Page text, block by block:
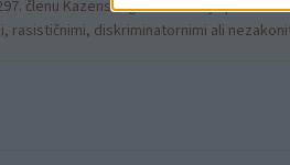
členu Kazenskega zakonika je
rasističnimi, diskriminatornimi ali